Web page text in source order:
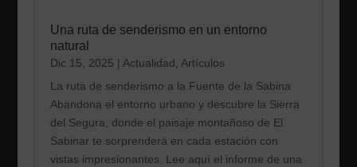
Una ruta de senderismo en un entorno
natural
Dic 15, 2025 | Actualidad, Artículos
La ruta de senderismo a la Fuente de la Sabina
Abandona el entorno urbano y descubre la Sierra
del Segura, donde el paisaje montañoso de El
Sabinar te sorprenderá en cada estación con
vistas impresionantes. Lee aquí el informe de una